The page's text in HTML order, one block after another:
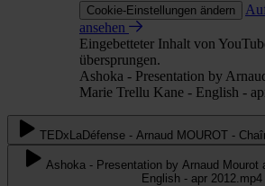
Cookie-Einstellungen ändern
ansehen
Eingebetteter Inhalt von
übersprungen.
Ashoka - Presentation by
Marie Trellu Kane - English -
TEDxLaDéfense - Arnaud MOUROT -
Ashoka - Presentation by Arnaud Mourot
English - apr 2012.mp4